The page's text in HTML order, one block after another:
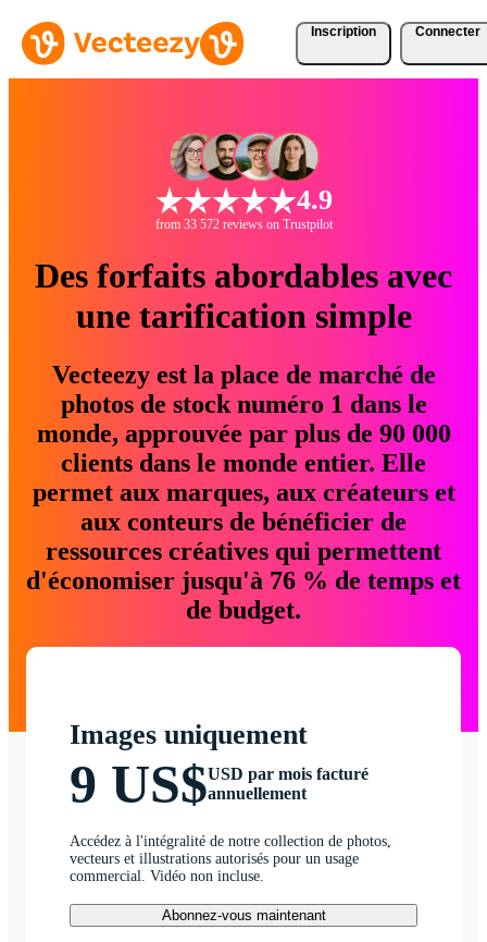
Inscription Connecter
4.9
from 33 572 reviews on Trustpilot
Des forfaits abordables avec
une tarification simple
Vecteezy est la place de marché de
photos de stock numéro 1 dans le
monde, approuvée par plus de 90 000
clients dans le monde entier. Elle
permet aux marques, aux créateurs et
aux conteurs de bénéficier de
ressources créatives qui permettent
d'économiser jusqu'à 76 % de temps et
de budget.
Images uniquement
9 US$USD par mois facturé
annuellement
Accédez à l'intégralité de notre collection de photos,
vecteurs et illustrations autorisés pour un usage
commercial. Vidéo non incluse.
Abonnez-vous maintenant